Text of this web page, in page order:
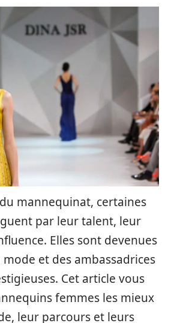
mannequinat, certaines
par leur talent, leur
Elles sont devenues
mode et des ambassadrices
Cet article vous
femmes les mieux
leur parcours et leurs